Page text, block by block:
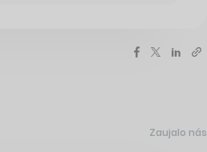
Zaujalo nás